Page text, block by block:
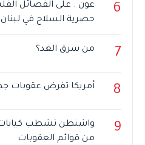
6
عون : على الفصائل
حصرية السلاح في لبنان
7 من سرق الغد؟
8 أمريكا تفرض عقوبات
9
واشنطن تشطب كيانات
من قوائم العقوبات